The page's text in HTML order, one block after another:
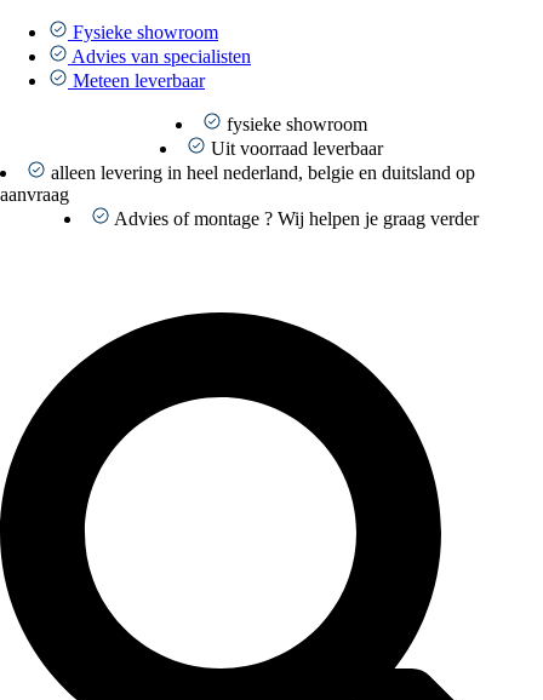
naar
inhoud
Fysieke showroom
Advies van specialisten
Meteen leverbaar
fysieke showroom
Uit voorraad leverbaar
alleen levering in heel nederland, belgie en duitsland op
aanvraag
Advies of montage ? Wij helpen je graag verder